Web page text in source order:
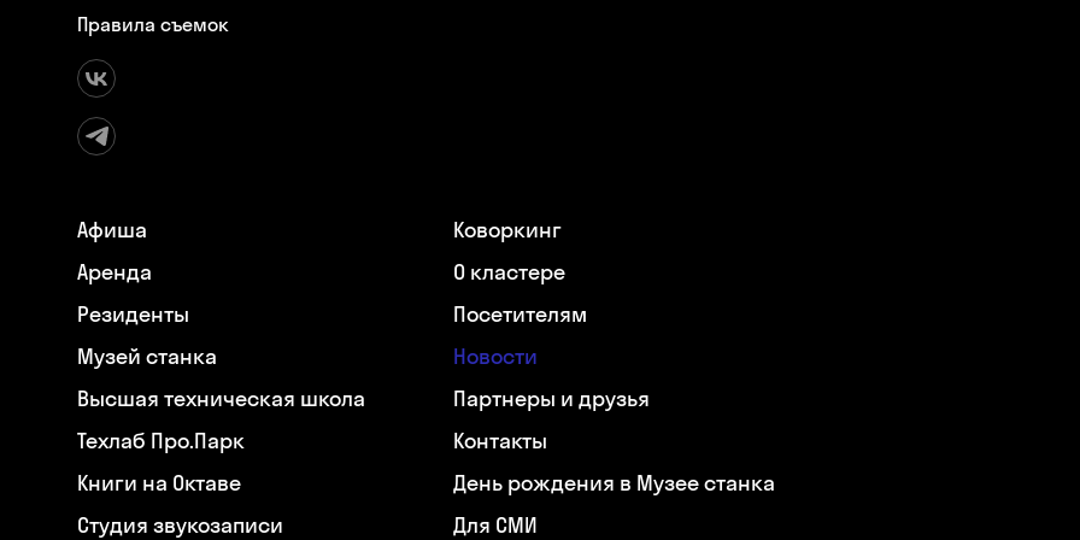
Правила съемок
Афиша
Аренда
Резиденты
Музей станка
Высшая техническая школа
Техлаб Про.Парк
Книги на Октаве
Студия звукозаписи
Коворкинг
О кластере
Посетителям
Новости
Партнеры и друзья
Контакты
День рождения в Музее станка
Для СМИ